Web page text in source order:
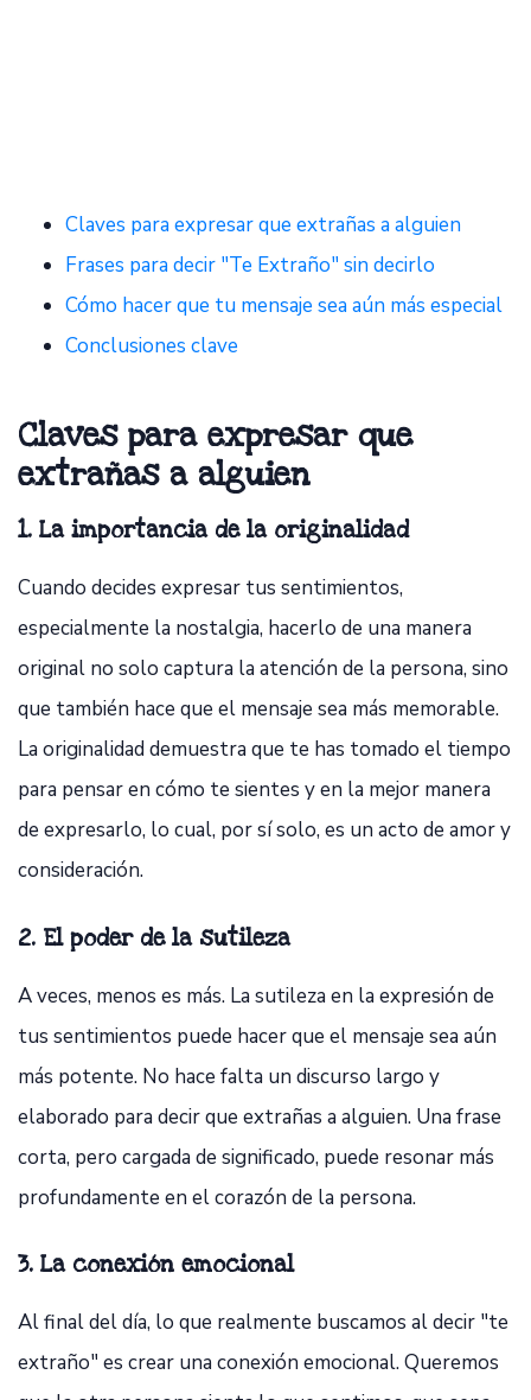
Claves para expresar que extrañas a alguien
Frases para decir "Te Extraño" sin decirlo
Cómo hacer que tu mensaje sea aún más especial
Conclusiones clave
Claves para expresar que
extrañas a alguien
1. La importancia de la originalidad
Cuando decides expresar tus sentimientos,
especialmente la nostalgia, hacerlo de una manera
original no solo captura la atención de la persona, sino
que también hace que el mensaje sea más memorable.
La originalidad demuestra que te has tomado el tiempo
para pensar en cómo te sientes y en la mejor manera
de expresarlo, lo cual, por sí solo, es un acto de amor y
consideración.
2. El poder de la sutileza
A veces, menos es más. La sutileza en la expresión de
tus sentimientos puede hacer que el mensaje sea aún
más potente. No hace falta un discurso largo y
elaborado para decir que extrañas a alguien. Una frase
corta, pero cargada de significado, puede resonar más
profundamente en el corazón de la persona.
3. La conexión emocional
Al final del día, lo que realmente buscamos al decir "te
extraño" es crear una conexión emocional. Queremos